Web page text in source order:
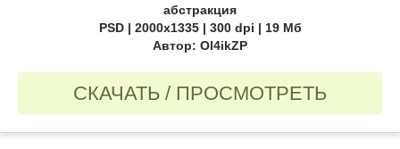
абстракция
PSD | 2000x1335 | 300 dpi | 19 Мб
Автор: Ol4ikZP
СКАЧАТЬ / ПРОСМОТРЕТЬ